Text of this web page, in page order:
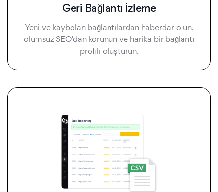
Geri Bağlantı İzleme
Yeni ve kaybolan bağlantılardan haberdar olun,
olumsuz SEO'dan korunun ve harika bir bağlantı
profili oluşturun.